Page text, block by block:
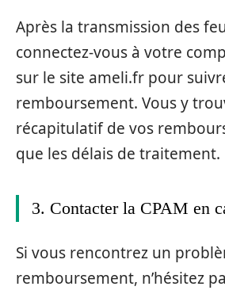
Après la transmission des
connectez-vous à votre
sur le site ameli.fr pour
remboursement. Vous y
récapitulatif de vos
que les délais de traitement.
3. Contacter la CPAM en
Si vous rencontrez un
remboursement, n’hésitez